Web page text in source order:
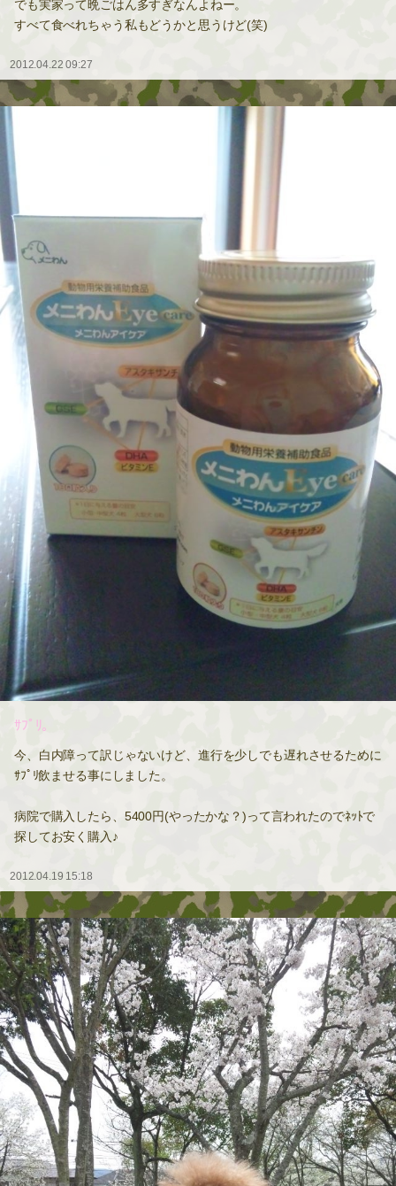
でも実家って晩ごはん多すぎなんよねー。
すべて食べれちゃう私もどうかと思うけど(笑)
2012.04.22 09:27
ｻﾌﾟﾘ。
今、白内障って訳じゃないけど、進行を少しでも遅れさせるために
ｻﾌﾟﾘ飲ませる事にしました。
病院で購入したら、5400円(やったかな？)って言われたのでﾈｯﾄで
探してお安く購入♪
2012.04.19 15:18